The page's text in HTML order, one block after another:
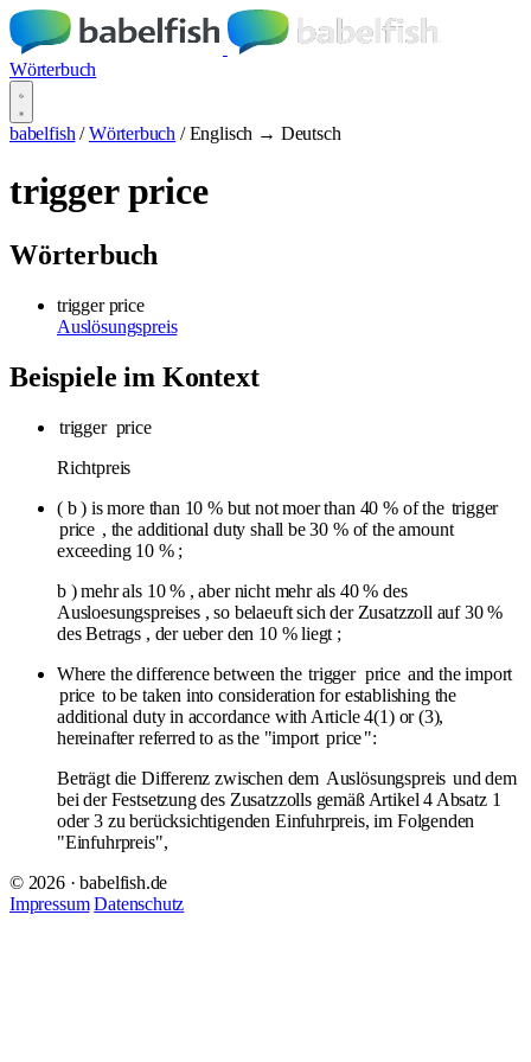
Wörterbuch
babelfish / Wörterbuch / Englisch → Deutsch
trigger price
Wörterbuch
trigger price
Auslösungspreis
Beispiele im Kontext
trigger price
Richtpreis
( b ) is more than 10 % but not moer than 40 % of the trigger
price , the additional duty shall be 30 % of the amount
exceeding 10 % ;
b ) mehr als 10 % , aber nicht mehr als 40 % des
Ausloesungspreises , so belaeuft sich der Zusatzzoll auf 30 %
des Betrags , der ueber den 10 % liegt ;
Where the difference between the trigger price and the import
price to be taken into consideration for establishing the
additional duty in accordance with Article 4(1) or (3),
hereinafter referred to as the "import price":
Beträgt die Differenz zwischen dem Auslösungspreis und dem
bei der Festsetzung des Zusatzzolls gemäß Artikel 4 Absatz 1
oder 3 zu berücksichtigenden Einfuhrpreis, im Folgenden
"Einfuhrpreis",
© 2026 · babelfish.de
Impressum Datenschutz